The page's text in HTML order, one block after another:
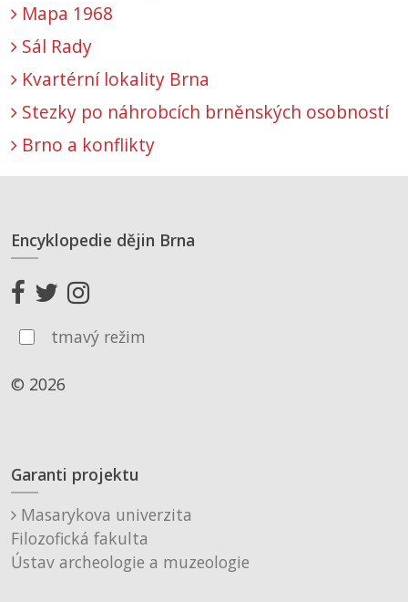
Mapa 1968
Sál Rady
Kvartérní lokality Brna
Stezky po náhrobcích brněnských osobností
Brno a konflikty
Encyklopedie dějin Brna
tmavý režim
© 2026
Garanti projektu
Masarykova univerzita
Filozofická fakulta
Ústav archeologie a muzeologie